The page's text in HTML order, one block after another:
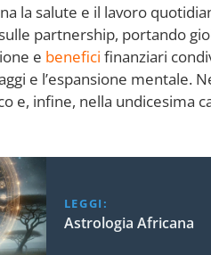
la salute e il lavoro
partnership, portando
e benefici finanziari
e l’espansione mentale.
e, infine, nella undicesima
LEGGI:
Astrologia Africana